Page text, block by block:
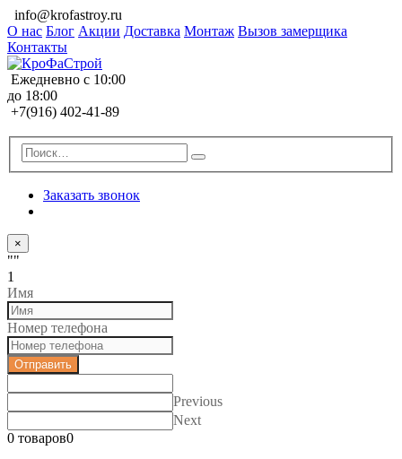
info@krofastroy.ru
О нас Блог Акции Доставка Монтаж Вызов замерщика
Контакты
Ежедневно с 10:00
до 18:00
+7(916) 402-41-89
Заказать звонок
×
""
1
Имя
Номер телефона
Отправить
Previous
Next
0 товаров0